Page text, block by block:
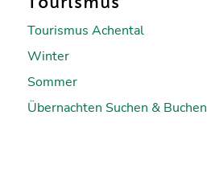
Tourismus Achental
Winter
Sommer
Übernachten Suchen & Buchen